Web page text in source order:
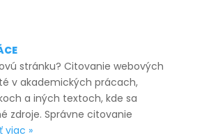
stránku? Citovanie webových
v akademických prácach,
a iných textoch, kde sa
zdroje. Správne citovanie
viac »Ako